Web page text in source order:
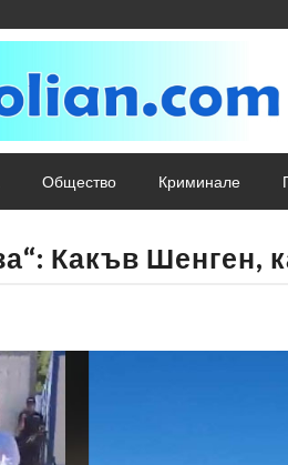
Общество Криминале
Какъв Шенген,